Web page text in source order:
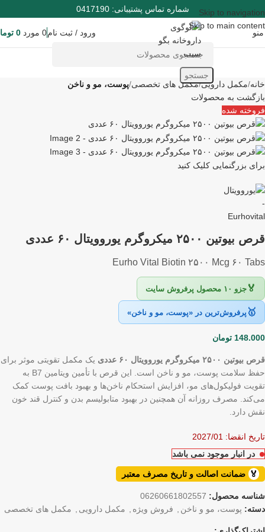
Skip to navigation
Skip to main content
شماره تماس پشتیبانی: 0417190
منو ورود / ثبت نام0 مورد 0
جستجو
خانه مکمل دارویی مکمل های تخصصی پوست، مو و ناخن
بازگشت به محصولات
فروخته شده
برای بزرگنمایی کلیک کنید
قرص بیوتین ۲۵۰۰ میکروگرم یوروویتال ۶۰ عددی
Eurho Vital Biotin ۲۵۰۰ Mcg ۶۰ Tabs
🏅 جزو ۱۰ محصول پرفروش سایت
🥇 پرفروش‌ترین در «پوست، مو و ناخن»
148.000 تومان
قرص بیوتین ۲۵۰۰ میکروگرم یوروویتال ۶۰ عددی
یک مکمل تقویتی موثر برای
حفظ سلامت پوست، مو و ناخن است. این قرص با تأمین ویتامین B7 به
تقویت فولیکول‌های مو، افزایش استحکام ناخن‌ها و بهبود بافت پوست کمک
می‌کند. مصرف روزانه آن همچنین در بهبود متابولیسم بدن و کنترل قند خون
نقش دارد.
تاریخ انقضا: 2027/01
در انبار موجود نمی باشد
🏅 ضمانت اصالت و تاریخ مصرف معتبر
شناسه محصول: 06260661802557
دسته: پوست، مو و ناخن فروش ویژه مکمل دارویی مکمل های تخصصی